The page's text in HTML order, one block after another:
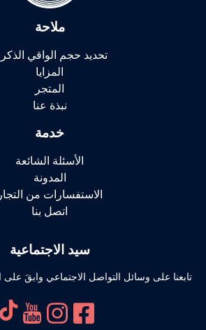
ملاحة
تحديد حجم الواقي
المزايا
المتجر
نبذة عنا
خدمة
الأسئلة الشائعة
المدونة
الاستفسارات من التجار
اتصل بنا
سيد الاجتماعية
تابعنا على وسائل التواصل الاجتماعي وابقَ على